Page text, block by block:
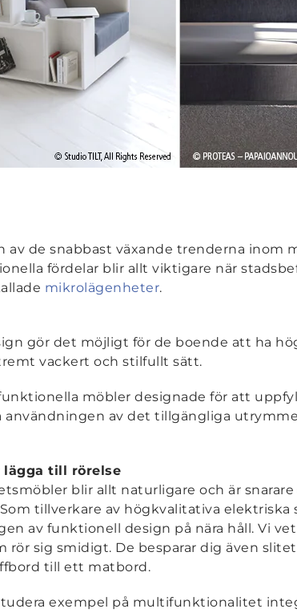
de snabbast växande trenderna inom
fördelar blir allt viktigare när
mikrolägenheter.
gör det möjligt för de boende att ha
vackert och stilfullt sätt.
möbler designade för att
av det tillgängliga
till rörelse
blir allt naturligare och är
tillverkare av högkvalitativa elektriska
av funktionell design på nära håll. Vi
rör sig smidigt. De besparar dig även
till ett matbord.
exempel på multifunktionalitet